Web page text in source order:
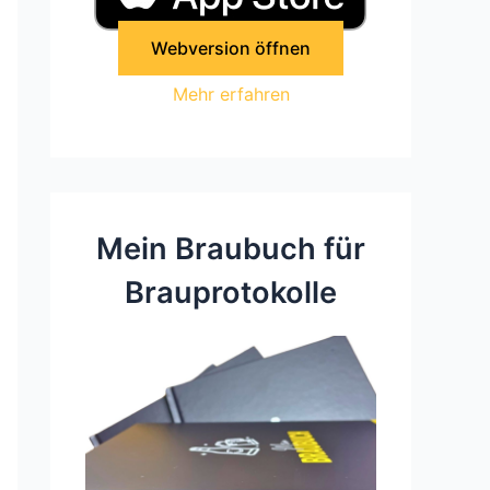
Webversion öffnen
Mehr erfahren
Mein Braubuch für
Brauprotokolle